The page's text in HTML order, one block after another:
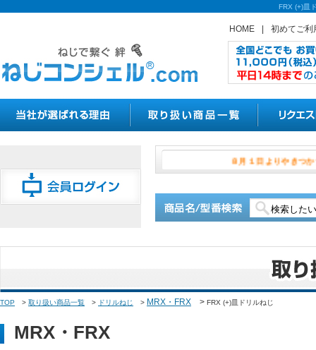
FRX (+)皿
HOME 初めてご利
８月１日よ
TOP > 取り扱い商品一覧 > ドリルねじ > MRX・FRX > FRX (+)皿ドリルねじ
MRX・FRX